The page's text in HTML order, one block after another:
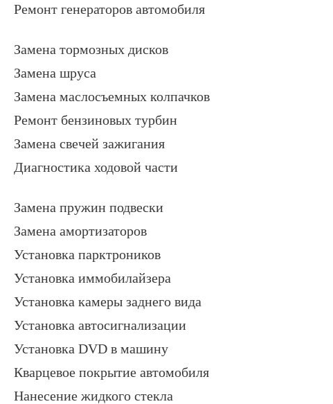
Ремонт генераторов автомобиля
Замена тормозных дисков
Замена шруса
Замена маслосъемных колпачков
Ремонт бензиновых турбин
Замена свечей зажигания
Диагностика ходовой части
Замена пружин подвески
Замена амортизаторов
Установка парктроников
Установка иммобилайзера
Установка камеры заднего вида
Установка автосигнализации
Установка DVD в машину
Кварцевое покрытие автомобиля
Нанесение жидкого стекла